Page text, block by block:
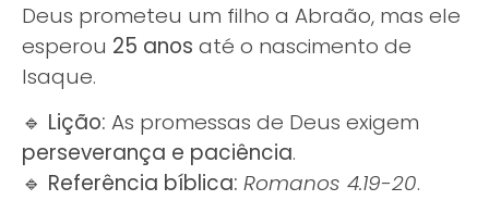
Deus prometeu um filho a Abraão, mas ele
esperou 25 anos até o nascimento de
Isaque.
🔹 Lição: As promessas de Deus exigem
perseverança e paciência.
🔹 Referência bíblica: Romanos 4.19-20.